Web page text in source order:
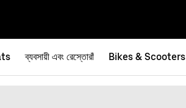
ব্যবসায়ী এবং রেস্তোরাঁ Bikes & Scooters